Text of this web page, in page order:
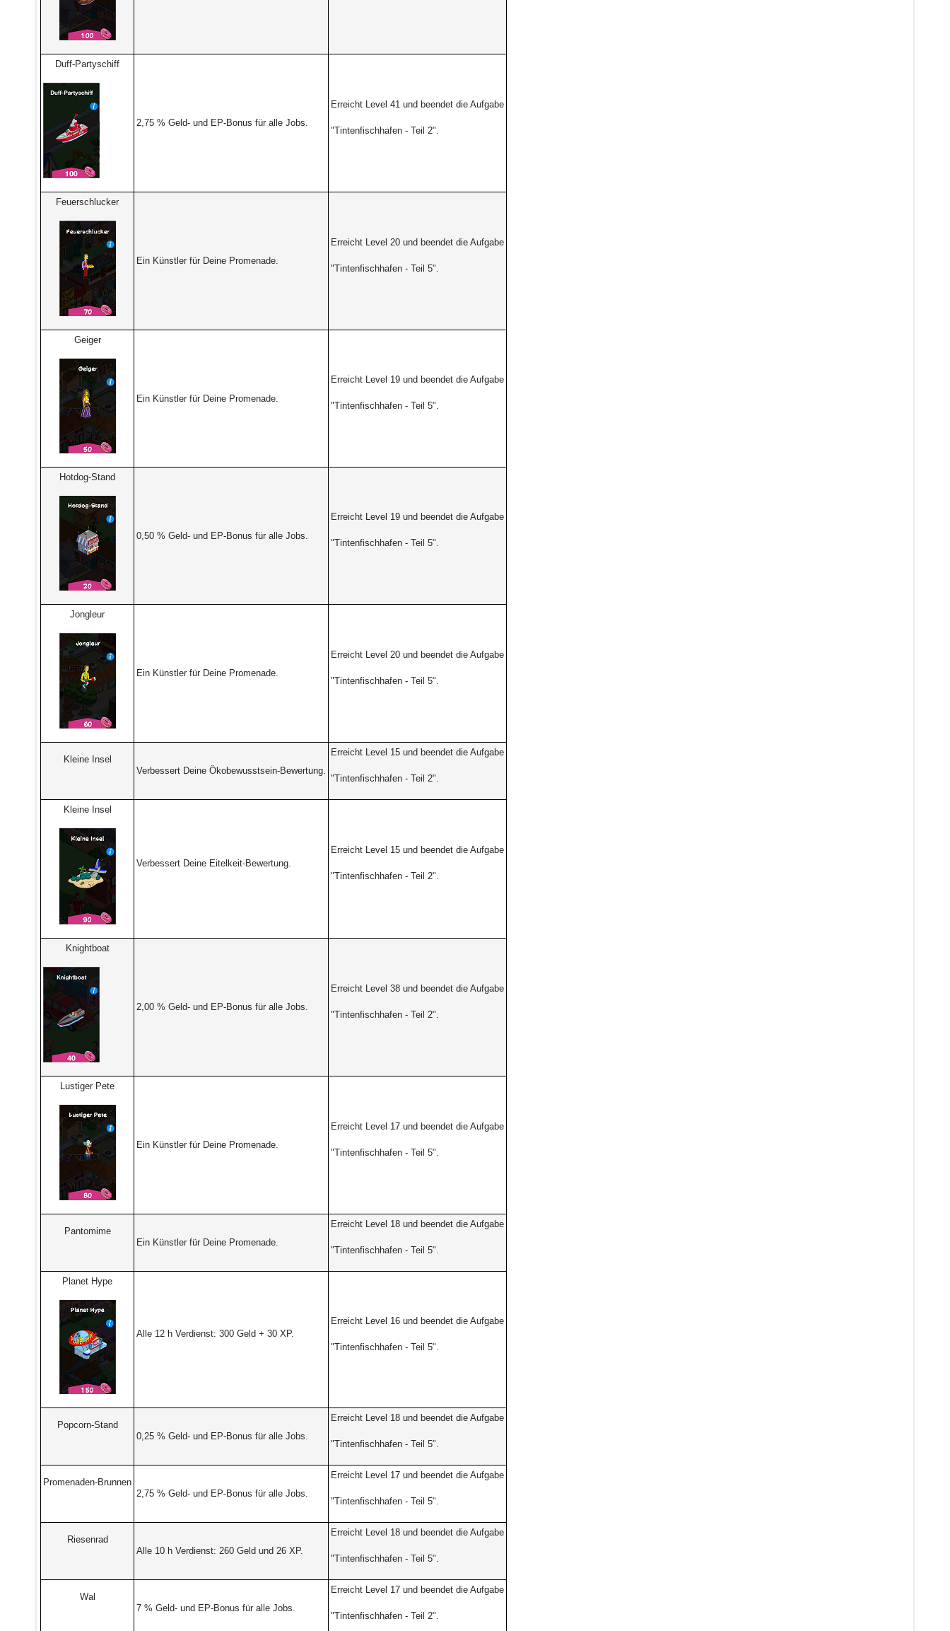
Duff-Partyschiff
2,75 % Geld- und EP-Bonus für alle Jobs.
Erreicht Level 41 und beendet die Aufgabe
"Tintenfischhafen - Teil 2".
Feuerschlucker
Ein Künstler für Deine Promenade.
Erreicht Level 20 und beendet die Aufgabe
"Tintenfischhafen - Teil 5".
Geiger
Ein Künstler für Deine Promenade.
Erreicht Level 19 und beendet die Aufgabe
"Tintenfischhafen - Teil 5".
Hotdog-Stand
0,50 % Geld- und EP-Bonus für alle Jobs.
Erreicht Level 19 und beendet die Aufgabe
"Tintenfischhafen - Teil 5".
Jongleur
Ein Künstler für Deine Promenade.
Erreicht Level 20 und beendet die Aufgabe
"Tintenfischhafen - Teil 5".
Kleine Insel
Verbessert Deine Ökobewusstsein-Bewertung.
Erreicht Level 15 und beendet die Aufgabe
"Tintenfischhafen - Teil 2".
Kleine Insel
Verbessert Deine Eitelkeit-Bewertung.
Erreicht Level 15 und beendet die Aufgabe
"Tintenfischhafen - Teil 2".
Knightboat
2,00 % Geld- und EP-Bonus für alle Jobs.
Erreicht Level 38 und beendet die Aufgabe
"Tintenfischhafen - Teil 2".
Lustiger Pete
Ein Künstler für Deine Promenade.
Erreicht Level 17 und beendet die Aufgabe
"Tintenfischhafen - Teil 5".
Pantomime
Ein Künstler für Deine Promenade.
Erreicht Level 18 und beendet die Aufgabe
"Tintenfischhafen - Teil 5".
Planet Hype
Alle 12 h Verdienst: 300 Geld + 30 XP.
Erreicht Level 16 und beendet die Aufgabe
"Tintenfischhafen - Teil 5".
Popcorn-Stand
0,25 % Geld- und EP-Bonus für alle Jobs.
Erreicht Level 18 und beendet die Aufgabe
"Tintenfischhafen - Teil 5".
Promenaden-Brunnen
2,75 % Geld- und EP-Bonus für alle Jobs.
Erreicht Level 17 und beendet die Aufgabe
"Tintenfischhafen - Teil 5".
Riesenrad
Alle 10 h Verdienst: 260 Geld und 26 XP.
Erreicht Level 18 und beendet die Aufgabe
"Tintenfischhafen - Teil 5".
Wal
7 % Geld- und EP-Bonus für alle Jobs.
Erreicht Level 17 und beendet die Aufgabe
"Tintenfischhafen - Teil 2".